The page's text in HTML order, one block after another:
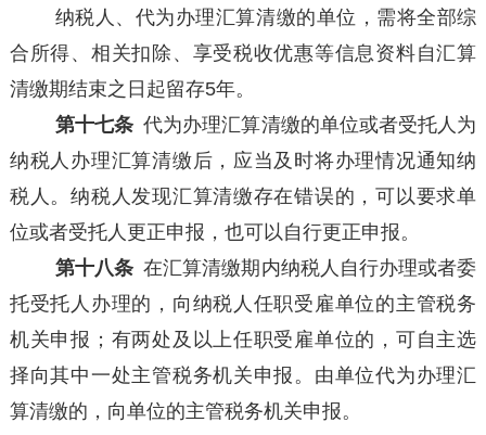
纳税人、代为办理汇算清缴的单位，需将全部综
合所得、相关扣除、享受税收优惠等信息资料自汇算
清缴期结束之日起留存5年。
第十七条 代为办理汇算清缴的单位或者受托人为
纳税人办理汇算清缴后，应当及时将办理情况通知纳
税人。纳税人发现汇算清缴存在错误的，可以要求单
位或者受托人更正申报，也可以自行更正申报。
第十八条 在汇算清缴期内纳税人自行办理或者委
托受托人办理的，向纳税人任职受雇单位的主管税务
机关申报；有两处及以上任职受雇单位的，可自主选
择向其中一处主管税务机关申报。由单位代为办理汇
算清缴的，向单位的主管税务机关申报。